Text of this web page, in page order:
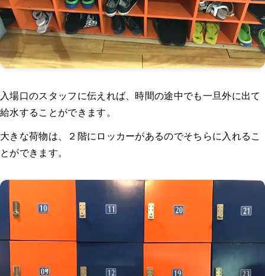
入場口のスタッフに伝えれば、時間の途中でも一旦外に出て
給水することができます。
大きな荷物は、２階にロッカーがあるのでそちらに入れるこ
とができます。